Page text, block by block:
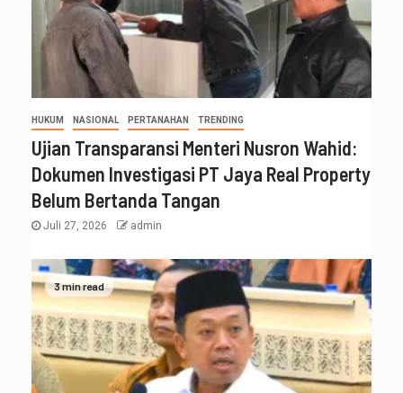
HUKUM NASIONAL PERTANAHAN TRENDING
Ujian Transparansi Menteri Nusron Wahid:
Dokumen Investigasi PT Jaya Real Property
Belum Bertanda Tangan
Juli 27, 2026 admin
3 min read